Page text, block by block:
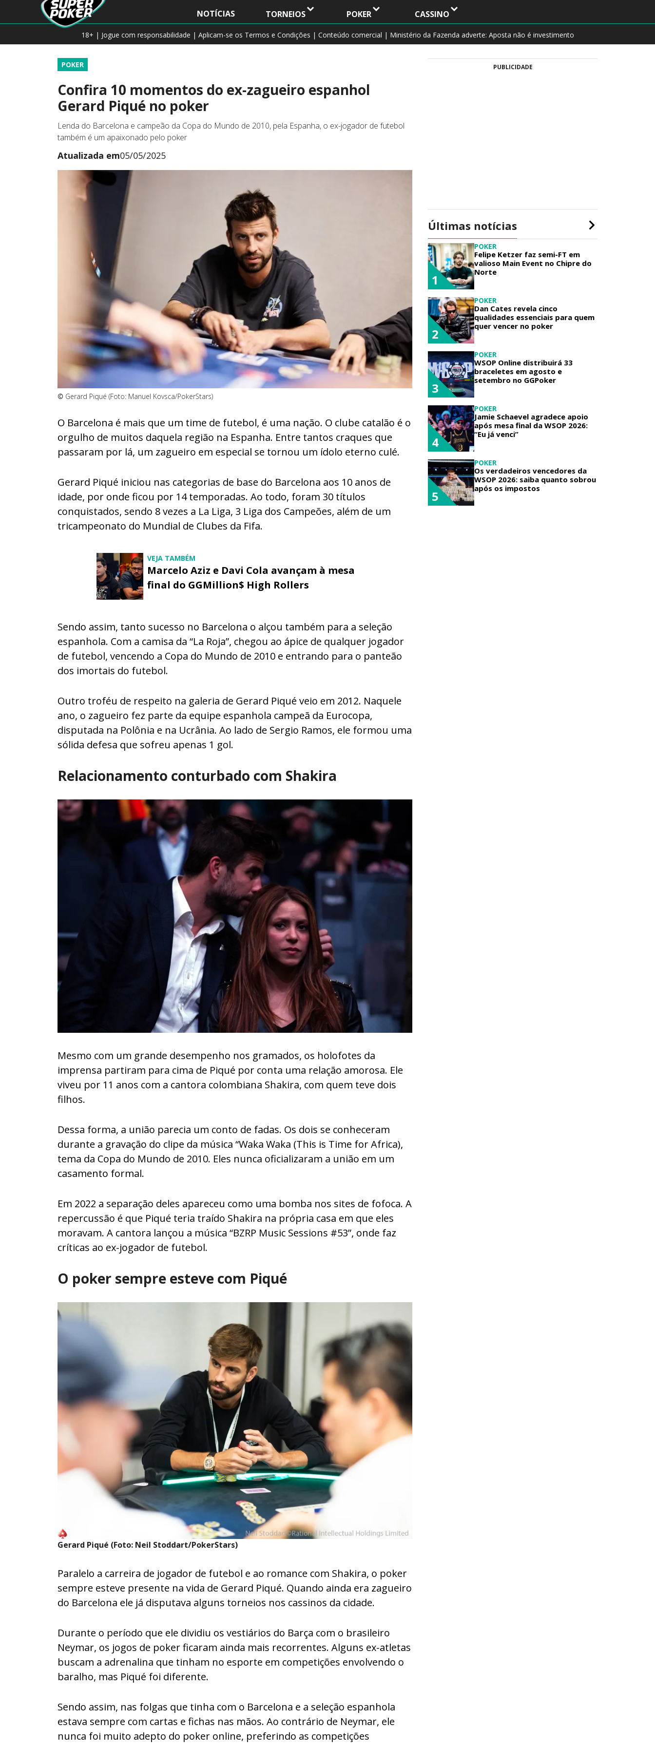
NOTÍCIAS TORNEIOS POKER CASSINO
18+ | Jogue com responsabilidade | Aplicam-se os Termos e Condições | Conteúdo comercial | Ministério da Fazenda adverte: Aposta não é investimento
POKER
Confira 10 momentos do ex-zagueiro espanhol
Gerard Piqué no poker
Lenda do Barcelona e campeão da Copa do Mundo de 2010, pela Espanha, o ex-jogador de futebol
também é um apaixonado pelo poker
Atualizada em05/05/2025
© Gerard Piqué (Foto: Manuel Kovsca/PokerStars)
O Barcelona é mais que um time de futebol, é uma nação. O clube catalão é o
orgulho de muitos daquela região na Espanha. Entre tantos craques que
passaram por lá, um zagueiro em especial se tornou um ídolo eterno culé.
Gerard Piqué iniciou nas categorias de base do Barcelona aos 10 anos de
idade, por onde ficou por 14 temporadas. Ao todo, foram 30 títulos
conquistados, sendo 8 vezes a La Liga, 3 Liga dos Campeões, além de um
tricampeonato do Mundial de Clubes da Fifa.
VEJA TAMBÉM
Marcelo Aziz e Davi Cola avançam à mesa
final do GGMillion$ High Rollers
Sendo assim, tanto sucesso no Barcelona o alçou também para a seleção
espanhola. Com a camisa da “La Roja”, chegou ao ápice de qualquer jogador
de futebol, vencendo a Copa do Mundo de 2010 e entrando para o panteão
dos imortais do futebol.
Outro troféu de respeito na galeria de Gerard Piqué veio em 2012. Naquele
ano, o zagueiro fez parte da equipe espanhola campeã da Eurocopa,
disputada na Polônia e na Ucrânia. Ao lado de Sergio Ramos, ele formou uma
sólida defesa que sofreu apenas 1 gol.
Relacionamento conturbado com Shakira
Mesmo com um grande desempenho nos gramados, os holofotes da
imprensa partiram para cima de Piqué por conta uma relação amorosa. Ele
viveu por 11 anos com a cantora colombiana Shakira, com quem teve dois
filhos.
Dessa forma, a união parecia um conto de fadas. Os dois se conheceram
durante a gravação do clipe da música “Waka Waka (This is Time for Africa),
tema da Copa do Mundo de 2010. Eles nunca oficializaram a união em um
casamento formal.
Em 2022 a separação deles apareceu como uma bomba nos sites de fofoca. A
repercussão é que Piqué teria traído Shakira na própria casa em que eles
moravam. A cantora lançou a música “BZRP Music Sessions #53”, onde faz
críticas ao ex-jogador de futebol.
O poker sempre esteve com Piqué
Gerard Piqué (Foto: Neil Stoddart/PokerStars)
Paralelo a carreira de jogador de futebol e ao romance com Shakira, o poker
sempre esteve presente na vida de Gerard Piqué. Quando ainda era zagueiro
do Barcelona ele já disputava alguns torneios nos cassinos da cidade.
Durante o período que ele dividiu os vestiários do Barça com o brasileiro
Neymar, os jogos de poker ficaram ainda mais recorrentes. Alguns ex-atletas
buscam a adrenalina que tinham no esporte em competições envolvendo o
baralho, mas Piqué foi diferente.
Sendo assim, nas folgas que tinha com o Barcelona e a seleção espanhola
estava sempre com cartas e fichas nas mãos. Ao contrário de Neymar, ele
nunca foi muito adepto do poker online, preferindo as competições
PUBLICIDADE
Últimas notícias
POKER
Felipe Ketzer faz semi-FT em
valioso Main Event no Chipre do
Norte
1
POKER
Dan Cates revela cinco
qualidades essenciais para quem
quer vencer no poker
2
POKER
WSOP Online distribuirá 33
braceletes em agosto e
setembro no GGPoker
3
POKER
Jamie Schaevel agradece apoio
após mesa final da WSOP 2026:
“Eu já venci”
4
POKER
Os verdadeiros vencedores da
WSOP 2026: saiba quanto sobrou
após os impostos
5